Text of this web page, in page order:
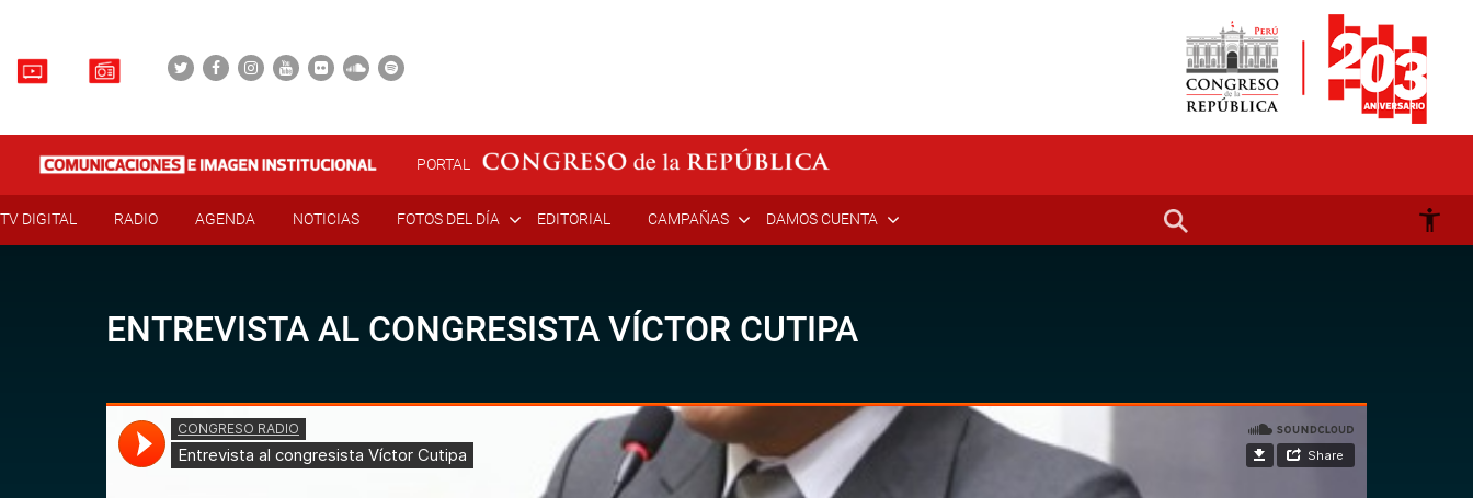
PORTAL
TV DIGITAL RADIO AGENDA NOTICIAS FOTOS DEL DÍA EDITORIAL CAMPAÑAS DAMOS CUENTA
ENTREVISTA AL CONGRESISTA VÍCTOR CUTIPA